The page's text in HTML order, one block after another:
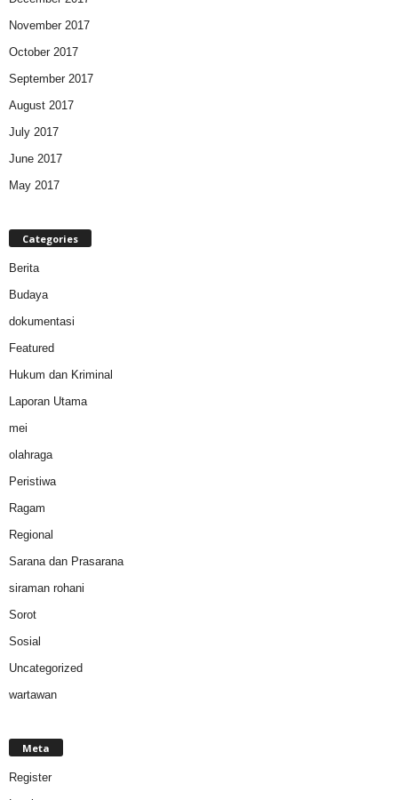
November 2017
October 2017
September 2017
August 2017
July 2017
June 2017
May 2017
Categories
Berita
Budaya
dokumentasi
Featured
Hukum dan Kriminal
Laporan Utama
mei
olahraga
Peristiwa
Ragam
Regional
Sarana dan Prasarana
siraman rohani
Sorot
Sosial
Uncategorized
wartawan
Meta
Register